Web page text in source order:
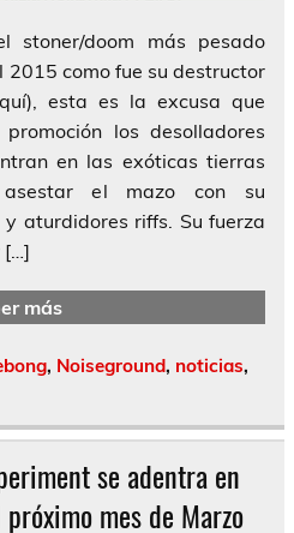
doom más pesado
2015 como fue su destructor
esta es la excusa que
los desolladores
en las exóticas tierras
asestar el mazo con su
aturdidores riffs. Su fuerza
[…]
más
, Noiseground, noticias,
se adentra en
mes de Marzo